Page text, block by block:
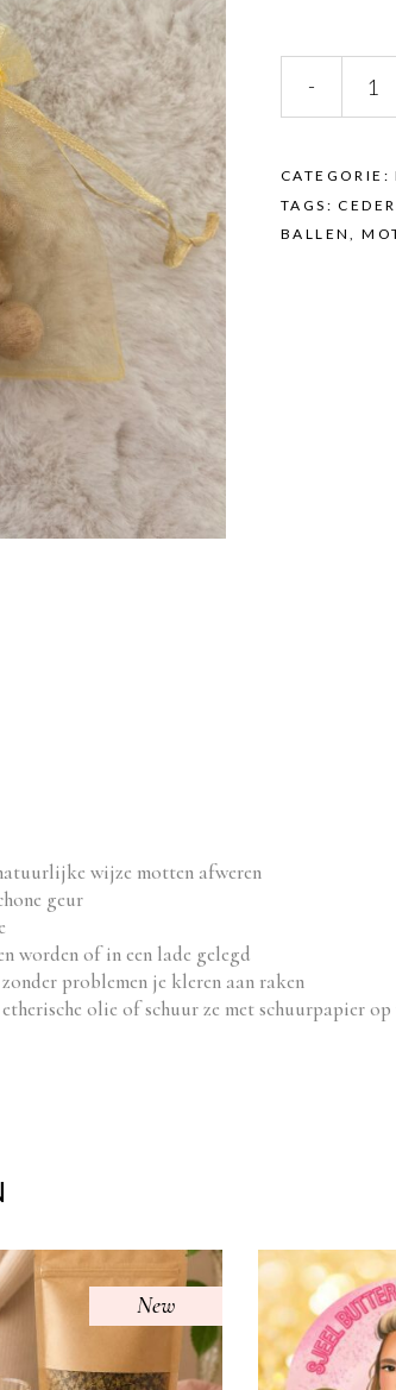
Kamfer
ballen
mottenballen
quantity
-
CATEGORIE:
TAGS:
BALLEN,
wijze motten afweren
geur
worden of in een lade gelegd
problemen je kleren aan raken
olie of schuur ze met schuurpapier
New